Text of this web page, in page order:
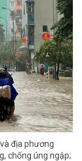
địa phương
chống úng ngập;